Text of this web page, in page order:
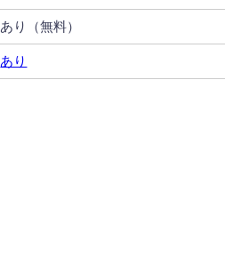
あり（無料）
あり